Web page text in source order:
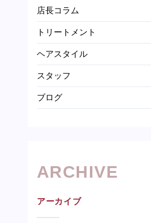
店長コラム
トリートメント
ヘアスタイル
スタッフ
ブログ
ARCHIVE
アーカイブ